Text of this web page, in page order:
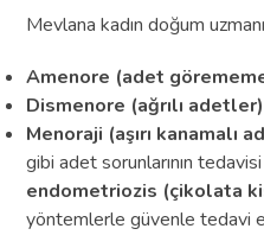
Mevlana kadın doğum
Amenore (adet
Dismenore (ağrılı adetler)
Menoraji (aşırı kanamalı
gibi adet sorunlarının tedavisi
endometriozis (çikolata
yöntemlerle güvenle tedavi